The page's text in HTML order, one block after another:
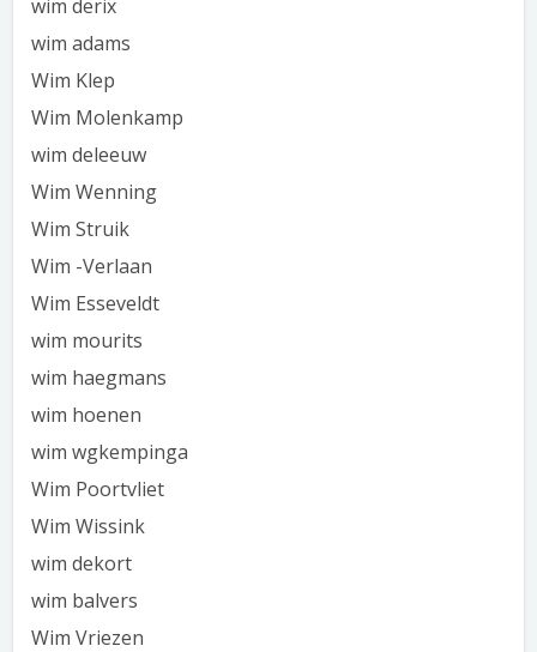
wim derix
wim adams
Wim Klep
Wim Molenkamp
wim deleeuw
Wim Wenning
Wim Struik
Wim -Verlaan
Wim Esseveldt
wim mourits
wim haegmans
wim hoenen
wim wgkempinga
Wim Poortvliet
Wim Wissink
wim dekort
wim balvers
Wim Vriezen